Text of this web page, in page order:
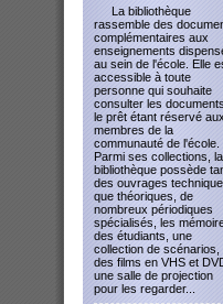
La bibliothèque
rassemble des
complémentaires aux
enseignements
au sein de l'école. Elle
accessible à toute
personne qui souhaite
consulter les documents,
le prêt étant réservé aux
membres de la
communauté de l'école.
Parmi ses collections, la
bibliothèque possède
des ouvrages
que théoriques, de
nombreux périodiques
spécialisés, les
des étudiants, une
collection de scénarios,
des films en VHS et
une salle de projection
pour les regarder...